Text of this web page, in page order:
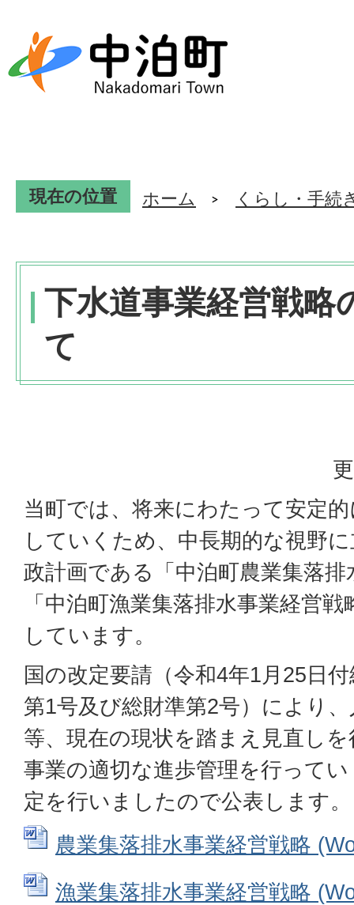
現在の位置 ホーム くらし・手続
下水道事業経営戦略
て
当町では、将来にわたって安定
していくため、中長期的な視野
政計画である「中泊町農業集落
「中泊町漁業集落排水事業経営
しています。
国の改定要請（令和4年1月25日
第1号及び総財準第2号）により
等、現在の現状を踏まえ見直し
事業の適切な進歩管理を行って
定を行いましたので公表します。
農業集落排水事業経営戦略
漁業集落排水事業経営戦略